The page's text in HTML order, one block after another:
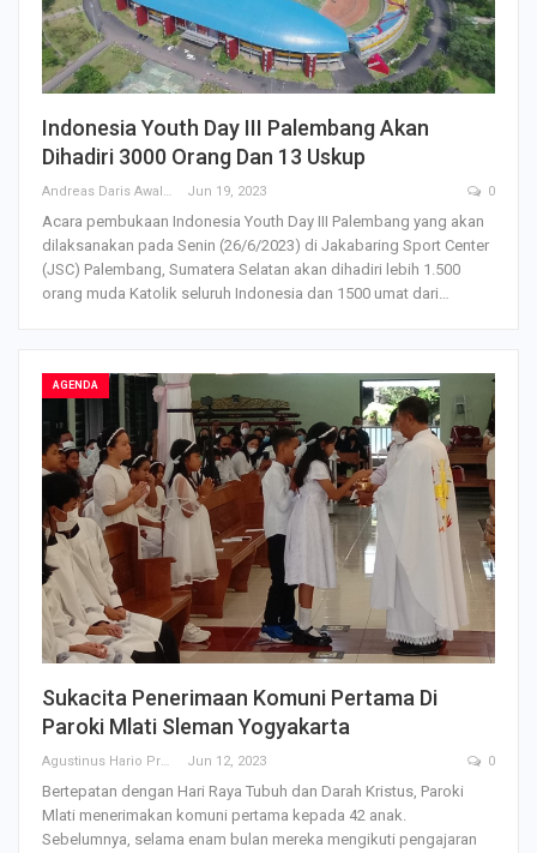
Indonesia Youth Day III Palembang Akan
Dihadiri 3000 Orang Dan 13 Uskup
Andreas Daris Awalistyo Jun 19, 2023 0
Acara pembukaan Indonesia Youth Day III Palembang yang akan
dilaksanakan pada Senin (26/6/2023) di Jakabaring Sport Center
(JSC) Palembang, Sumatera Selatan akan dihadiri lebih 1.500
orang muda Katolik seluruh Indonesia dan 1500 umat dari…
AGENDA
Sukacita Penerimaan Komuni Pertama Di
Paroki Mlati Sleman Yogyakarta
Agustinus Hario Prabowo Jun 12, 2023 0
Bertepatan dengan Hari Raya Tubuh dan Darah Kristus, Paroki
Mlati menerimakan komuni pertama kepada 42 anak.
Sebelumnya, selama enam bulan mereka mengikuti pengajaran